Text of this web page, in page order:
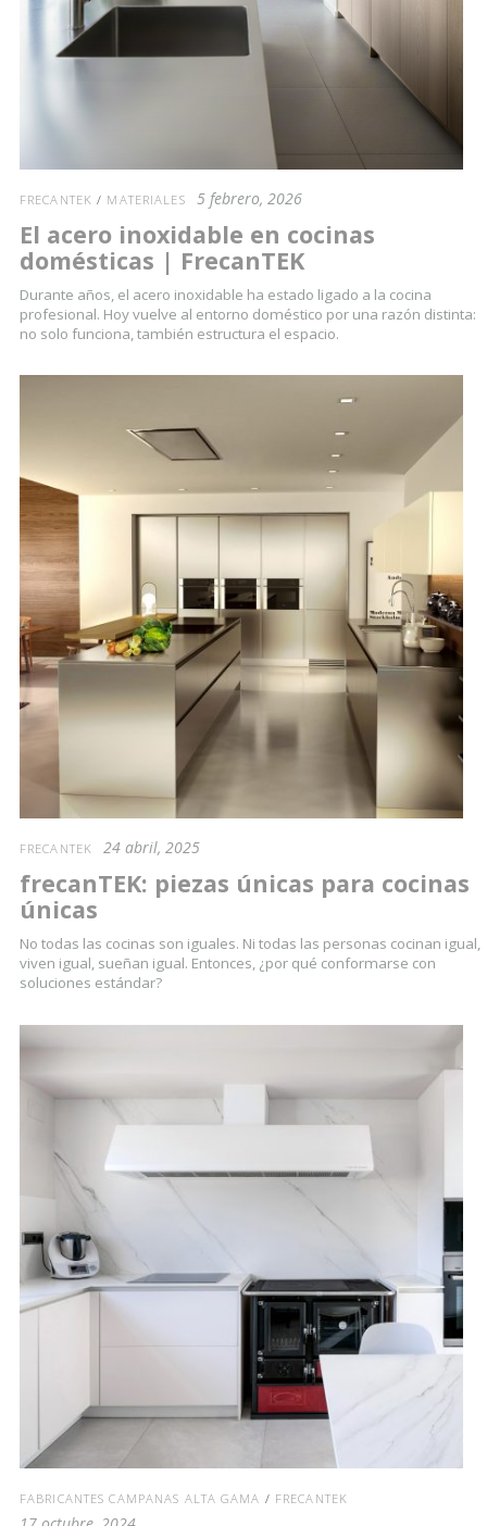
FRECANTEK / MATERIALES 5 febrero, 2026
El acero inoxidable en cocinas
domésticas | FrecanTEK
Durante años, el acero inoxidable ha estado ligado a la cocina
profesional. Hoy vuelve al entorno doméstico por una razón distinta:
no solo funciona, también estructura el espacio.
FRECANTEK 24 abril, 2025
frecanTEK: piezas únicas para cocinas
únicas
No todas las cocinas son iguales. Ni todas las personas cocinan igual,
viven igual, sueñan igual. Entonces, ¿por qué conformarse con
soluciones estándar?
FABRICANTES CAMPANAS ALTA GAMA / FRECANTEK